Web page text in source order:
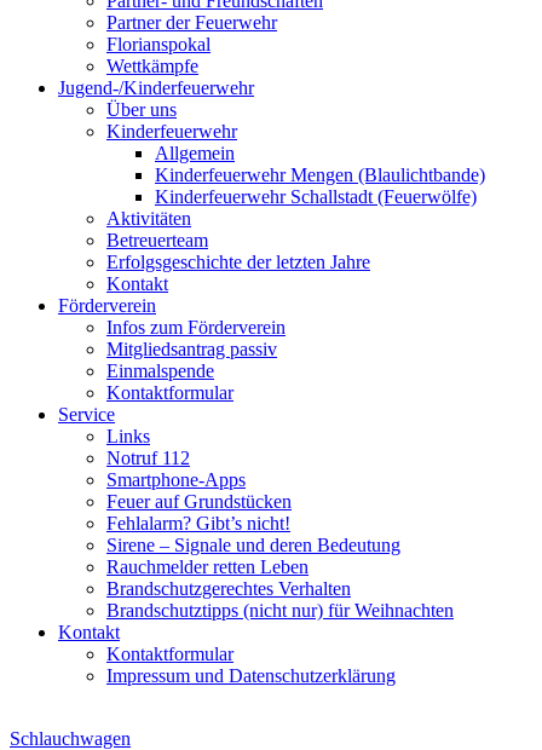
Partner der Feuerwehr
Florianspokal
Wettkämpfe
Jugend-/Kinderfeuerwehr
Über uns
Kinderfeuerwehr
Allgemein
Kinderfeuerwehr Mengen (Blaulichtbande)
Kinderfeuerwehr Schallstadt (Feuerwölfe)
Aktivitäten
Betreuerteam
Erfolgsgeschichte der letzten Jahre
Kontakt
Förderverein
Infos zum Förderverein
Mitgliedsantrag passiv
Einmalspende
Kontaktformular
Service
Links
Notruf 112
Smartphone-Apps
Feuer auf Grundstücken
Fehlalarm? Gibt’s nicht!
Sirene – Signale und deren Bedeutung
Rauchmelder retten Leben
Brandschutzgerechtes Verhalten
Brandschutztipps (nicht nur) für Weihnachten
Kontakt
Kontaktformular
Impressum und Datenschutzerklärung
Schlauchwagen